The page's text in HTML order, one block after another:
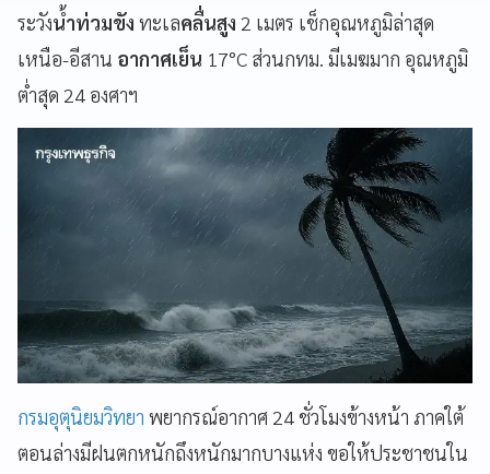
ระวังน้ำท่วมขัง ทะเลคลื่นสูง 2 เมตร เช็กอุณหภูมิล่าสุด
เหนือ-อีสาน อากาศเย็น 17°C ส่วนกทม. มีเมฆมาก อุณหภูมิ
ต่ำสุด 24 องศาฯ
กรมอุตุนิยมวิทยา พยากรณ์อากาศ 24 ชั่วโมงข้างหน้า ภาคใต้
ตอนล่างมีฝนตกหนักถึงหนักมากบางแห่ง ขอให้ประชาชนใน